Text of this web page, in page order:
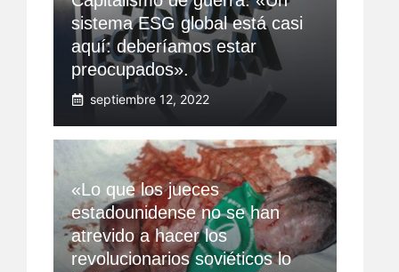
sistema ESG global está casi
aquí: deberíamos estar
preocupados».
septiembre 12, 2022
«Lo que los jueces
estadounidense no se han
atrevido a hacer los
revolucionarios soviéticos lo